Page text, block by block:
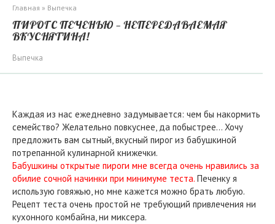
Главная » Выпечка
ПИРОГ С ПЕЧЕНЬЮ — НЕПЕРЕДАВАЕМАЯ
ВКУСНЯТИНА!
Выпечка
Каждая из нас ежедневно задумывается: чем бы накормить
семейство? Желательно повкуснее, да побыстрее… Хочу
предложить вам сытный, вкусный пирог из бабушкиной
потрепанной кулинарной книжечки.
Бабушкины открытые пироги мне всегда очень нравились за
обилие сочной начинки при минимуме теста. Печенку я
использую говяжью, но мне кажется можно брать любую.
Рецепт теста очень простой не требующий привлечения ни
кухонного комбайна, ни миксера.